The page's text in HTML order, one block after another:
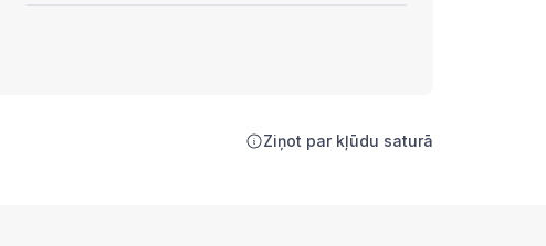
Ziņot par kļūdu saturā